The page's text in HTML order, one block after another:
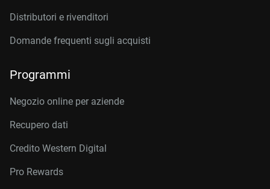
Distributori e rivenditori
Domande frequenti sugli acquisti
Programmi
Negozio online per aziende
Recupero dati
Credito Western Digital
Pro Rewards